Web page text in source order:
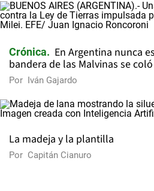
Crónica
En Argentina nunca
bandera de las Malvinas se
Por Iván Gajardo
La madeja y la plantilla
Por Capitán Cianuro